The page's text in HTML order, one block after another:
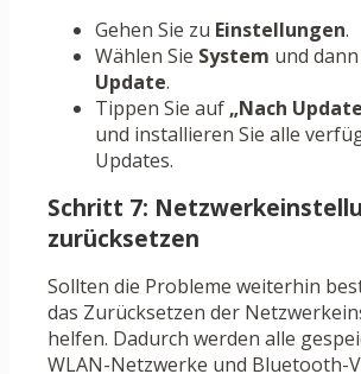
Gehen Sie zu Einstellungen.
Wählen Sie System und dann
Update.
Tippen Sie auf „Nach
und installieren Sie alle
Updates.
Schritt 7:
zurücksetzen
Sollten die Probleme weiterhin
das Zurücksetzen der
helfen. Dadurch werden alle
WLAN-Netzwerke und Bluetooth-